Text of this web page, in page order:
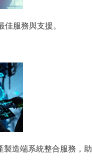
服務與支援。
造端系統整合服務，助